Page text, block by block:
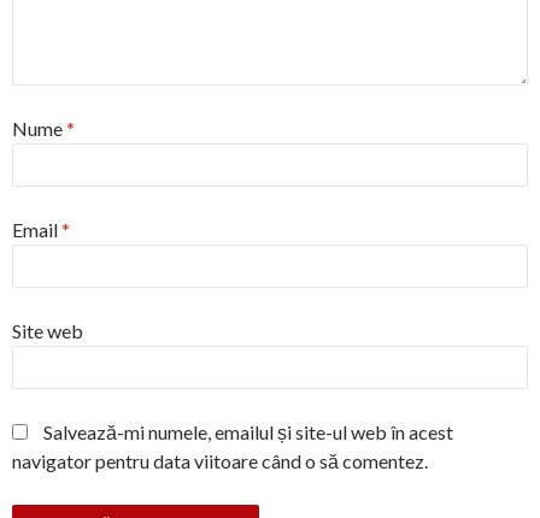
Nume*
Email*
Site web
Salvează-mi numele, emailul și site-ul web în acest
navigator pentru data viitoare când o să comentez.